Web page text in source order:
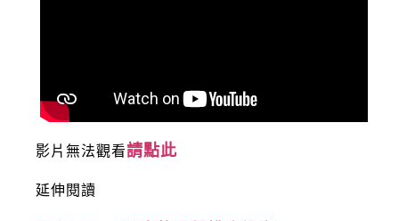
影片無法觀看請點此
延伸閱讀